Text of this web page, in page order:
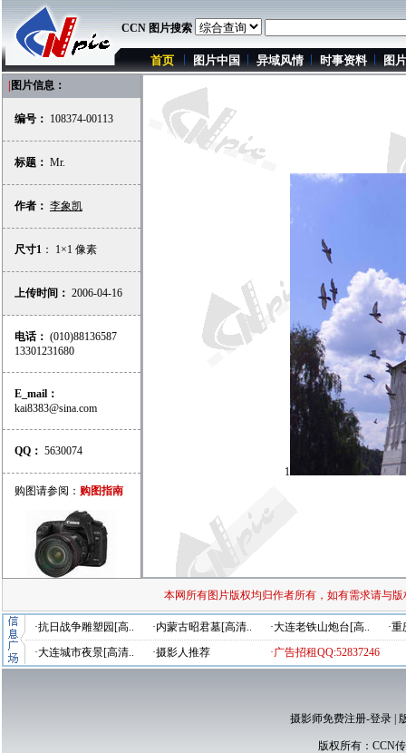
CCN 图片搜索
首页 图片中国 异域风情 时事资料 图
图片信息：
编号： 108374-00113
标题： Mr.
作者： 李象凯
尺寸1 ： 1×1 像素
上传时间： 2006-04-16
电话： (010)88136587
13301231680
E_mail：
kai8383@sina.com
QQ： 5630074
购图请参阅： 购图指南
1
本网所有图片版权均归作者所有，如有需求请与
·抗日战争雕塑园[高.. ·内蒙古昭君墓[高清.. ·大连老铁山炮台[高..
·
·大连城市夜景[高清..
·摄影人推荐 ·广告招租QQ:52837246
摄影师免费注册-登录|
版权所有： CCN